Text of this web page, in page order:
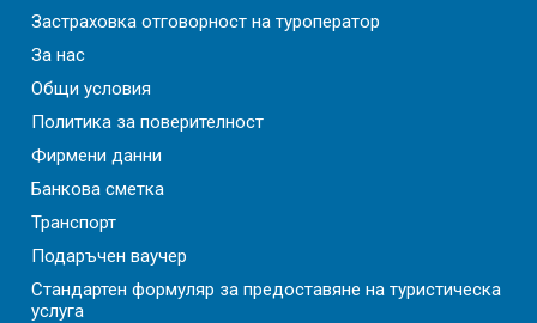
Застраховка отговорност на туроператор
За нас
Общи условия
Политика за поверителност
Фирмени данни
Банкова сметка
Транспорт
Подаръчен ваучер
Стандартен формуляр за предоставяне на туристическа
услуга